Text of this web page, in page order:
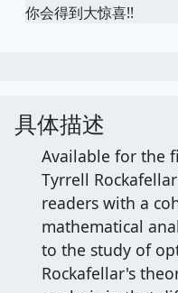
你会得到大惊喜!!
具体描述
Available for the
Tyrrell
readers with a
mathematical
to the study of
Rockafellar's